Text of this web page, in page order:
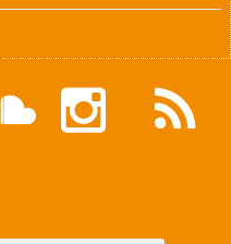
Soundcloud Instagram
RSS